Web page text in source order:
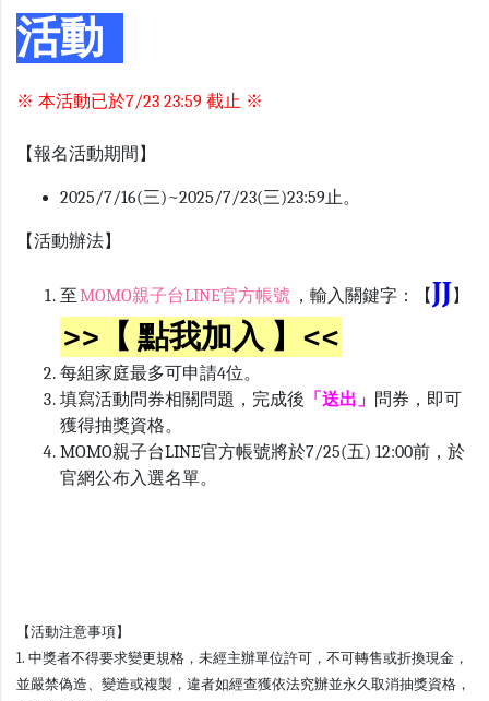
活動
※ 本活動已於7/23 23:59 截止 ※
【報名活動期間】
2025/7/16(三)~2025/7/23(三)23:59止。
【活動辦法】
至MOMO親子台LINE官方帳號 ，輸入關鍵字：【JJ】
>>【 點我加入 】<<
每組家庭最多可申請4位。
填寫活動問券相關問題，完成後 「送出」 問券，即可
獲得抽獎資格。
MOMO親子台LINE官方帳號將於7/25(五) 12:00前，於
官網公布入選名單。
【活動注意事項】
1. 中獎者不得要求變更規格，未經主辦單位許可，不可轉售或折換現金，
並嚴禁偽造、變造或複製，違者如經查獲依法究辦並永久取消抽獎資格，